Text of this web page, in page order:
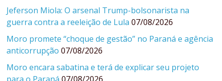
Jeferson Miola: O arsenal Trump-bolsonarista na
guerra contra a reeleição de Lula 07/08/2026
Moro promete “choque de gestão” no Paraná e agência
anticorrupção 07/08/2026
Moro encara sabatina e terá de explicar seu projeto